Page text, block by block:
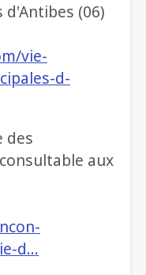
d'Antibes (06)
vie-
d-
des
aux
d…